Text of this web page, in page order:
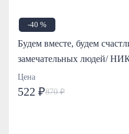
-40 %
Будем вместе, будем
замечательных людей/
Цена
522 ₽870 ₽